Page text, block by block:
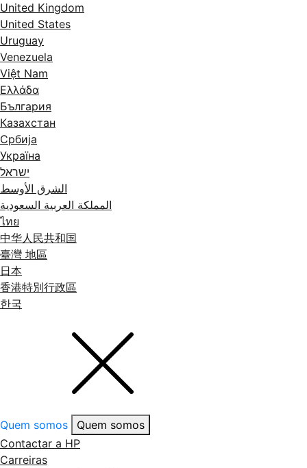
United Kingdom
United States
Uruguay
Venezuela
Việt Nam
Ελλάδα
България
Казахстан
Србија
Україна
ישראל
الشرق الأوسط
المملكة العربية السعودية
ไทย
中华人民共和国
臺灣 地區
日本
香港特別行政區
한국
Quem somos
Quem somos
Contactar a HP
Carreiras